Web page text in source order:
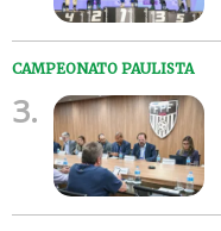
CAMPEONATO PAULISTA
3.